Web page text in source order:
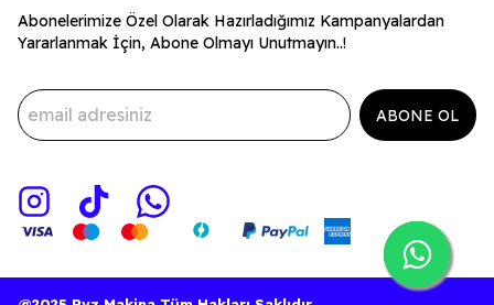
Abonelerimize Özel Olarak Hazırladığımız Kampanyalardan
Yararlanmak İçin, Abone Olmayı Unutmayın..!
ABONE OL